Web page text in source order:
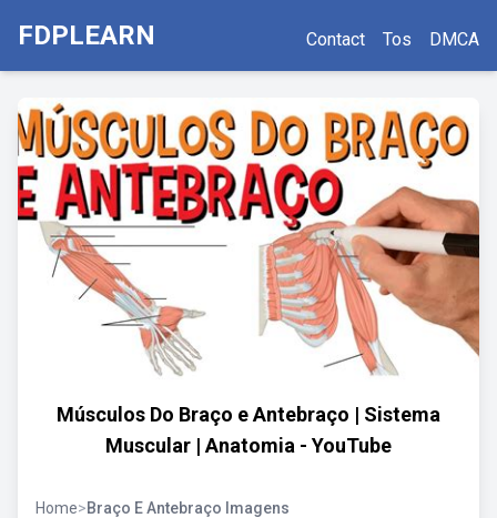
FDPLEARN Contact Tos DMCA
Músculos Do Braço e Antebraço | Sistema
Muscular | Anatomia - YouTube
Home>Braço E Antebraço Imagens